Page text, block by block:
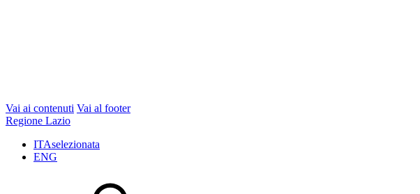
Vai ai contenuti Vai al footer
Regione Lazio
ITAselezionata
ENG